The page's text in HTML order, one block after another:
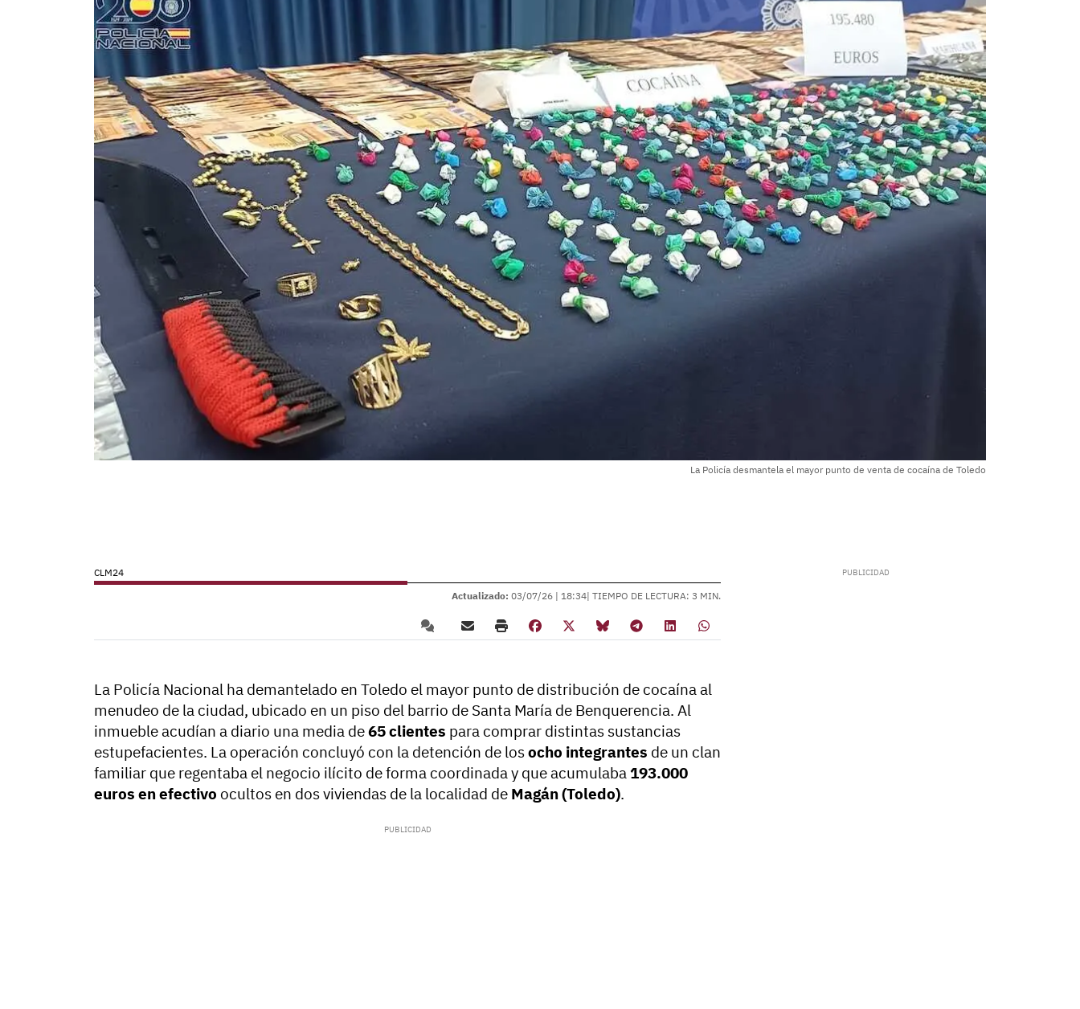
La Policía desmantela el mayor punto de venta de cocaína de Toledo
CLM24
Actualizado: 03/07/26 | 18:34| TIEMPO DE LECTURA: 3 MIN.
La Policía Nacional ha demantelado en Toledo el mayor punto de distribución de cocaína al
menudeo de la ciudad, ubicado en un piso del barrio de Santa María de Benquerencia. Al
inmueble acudían a diario una media de65 clientes para comprar distintas sustancias
estupefacientes. La operación concluyó con la detención de losocho integrantes de un clan
familiar que regentaba el negocio ilícito de forma coordinada y que acumulaba 193.000
euros en efectivo ocultos en dos viviendas de la localidad de Magán (Toledo).